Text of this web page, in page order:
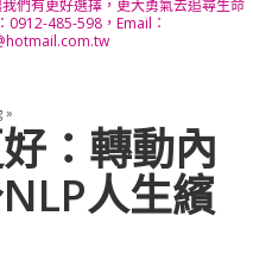
們有更好選擇，更大勇氣去追尋生命
0912-485-598，Email：
»
：轉動內
人生繽